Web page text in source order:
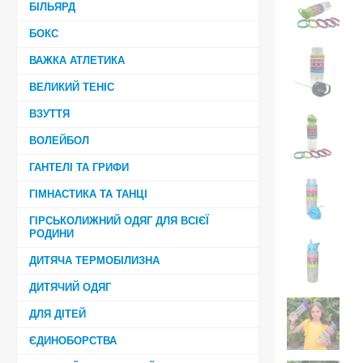
БІЛЬЯРД
БОКС
ВАЖКА АТЛЕТИКА
ВЕЛИКИЙ ТЕНІС
ВЗУТТЯ
ВОЛЕЙБОЛ
ГАНТЕЛІ ТА ГРИФИ
ГІМНАСТИКА ТА ТАНЦІ
ГІРСЬКОЛИЖНИЙ ОДЯГ ДЛЯ ВСІЄЇ
РОДИНИ
ДИТЯЧА ТЕРМОБІЛИЗНА
ДИТЯЧИЙ ОДЯГ
ДЛЯ ДІТЕЙ
ЄДИНОБОРСТВА